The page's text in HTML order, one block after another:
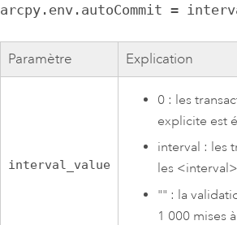
arcpy.env.autoCommit =
Paramètre Explication
interval_value
0 : les
explicite est
interval : les
les
"" : la
1 000 mises